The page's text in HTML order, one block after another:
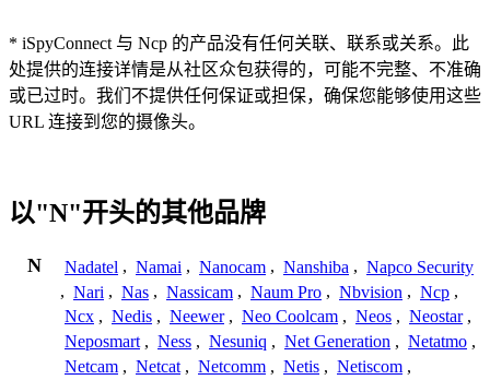
* iSpyConnect 与 Ncp 的产品没有任何关联、联系或关系。此
处提供的连接详情是从社区众包获得的，可能不完整、不准确
或已过时。我们不提供任何保证或担保，确保您能够使用这些
URL 连接到您的摄像头。
以"N"开头的其他品牌
N Nadatel , Namai , Nanocam , Nanshiba , Napco Security
, Nari , Nas , Nassicam , Naum Pro , Nbvision , Ncp ,
Ncx , Nedis , Neewer , Neo Coolcam , Neos , Neostar ,
Neposmart , Ness , Nesuniq , Net Generation , Netatmo ,
Netcam , Netcat , Netcomm , Netis , Netiscom ,